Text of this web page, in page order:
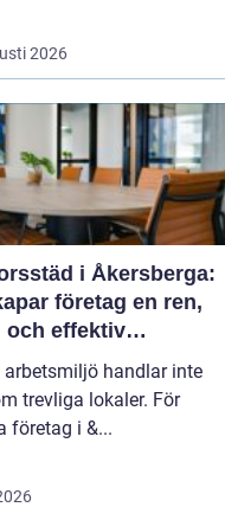
2026
i Åkersberga:
företag en ren,
och effektiv
arbetsmiljö handlar inte
trevliga lokaler. För
företag i &...